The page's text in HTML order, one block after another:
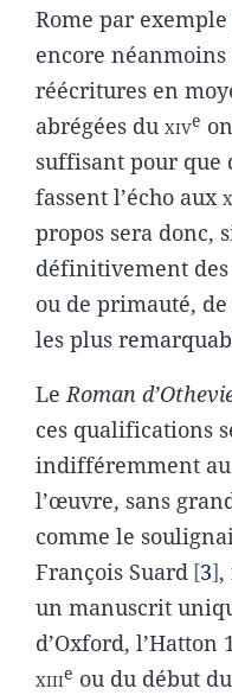
Rome par exemple
encore
réécritures en
abrégées du xive
suffisant pour que
fassent l’écho aux
propos sera donc,
définitivement
ou de primauté,
les plus
LeRoman
ces qualifications
indifféremment
l’œuvre, sans
comme le
François Suard 3 ,
un manuscrit
d’Oxford,
xiiie ou du début du